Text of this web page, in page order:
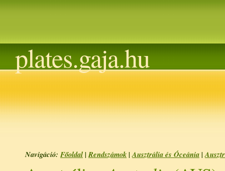
plates.gaja.hu
Navigáció: Főoldal|Rendszámok|Ausztrália és Óceánia|